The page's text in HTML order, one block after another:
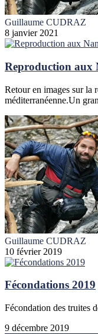
Guillaume CUDRAZ
8 janvier 2021
Reproduction aux
Retour en images sur la
méditerranéenne.Un
Guillaume CUDRAZ
10 février 2019
Fécondations 2019
Fécondation des truites
9 décembre 2019